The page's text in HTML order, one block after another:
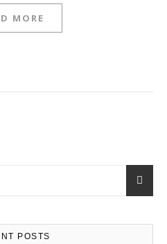
MORE
POSTS